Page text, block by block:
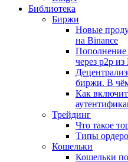
Библиотека
Биржи
Новые
на Binance
Пополнение
через р2р из
биржи. В
Как
Трейдинг
Что такое
Типы
Кошельки
Кошельки